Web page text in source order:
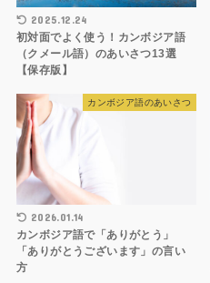
2025.12.24
初対面でよく使う！カンボジア語
（クメール語）のあいさつ13選
【保存版】
カンボジア語のあいさつ
2026.01.14
カンボジア語で「ありがとう」
「ありがとうございます」の言い
方